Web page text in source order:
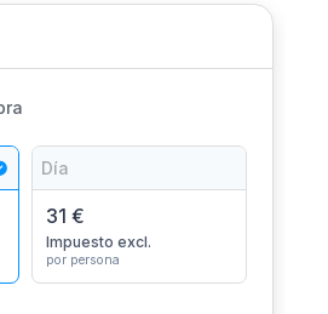
Día
31 €
Impuesto excl.
por persona